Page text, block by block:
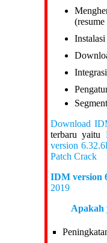
Instalasi
Download
terbaru yaitu
version 6.32.6
Patch Crack
IDM version
2019
Apakah